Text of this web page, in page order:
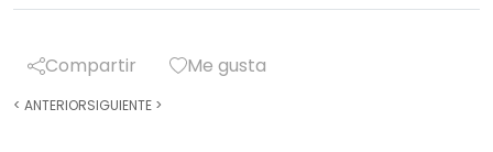
Compartir Me gusta
< ANTERIORSIGUIENTE >